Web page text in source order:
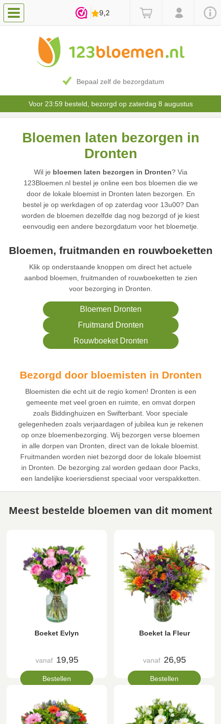
Bepaal zelf de bezorgdatum
Voor 23:59 besteld, bezorgd op zaterdag 8 augustus
Bloemen laten bezorgen in
Dronten
Wil je bloemen laten bezorgen in Dronten? Via
123Bloemen.nl bestel je online een bos bloemen die we
door de lokale bloemist in Dronten laten bezorgen. En
bestel je op werkdagen of op zaterdag voor 13u00? Dan
worden de bloemen dezelfde dag nog bezorgd of je kiest
eenvoudig een andere bezorgdatum voor het bloemetje.
Bloemen, fruitmanden en rouwboeketten
Klik op onderstaande knoppen om direct het actuele
aanbod bloemen, fruitmanden of rouwboeketten te zien
voor bezorging in Dronten.
Bloemen Dronten
Fruitmand Dronten
Rouwboeket Dronten
Bezorgd door bloemisten in Dronten
Bloemisten die echt uit de regio komen! Dronten is een
gemeente met veel groen en ruimte, en omvat dorpen
zoals Biddinghuizen en Swifterbant. Voor speciale
gelegenheden zoals verjaardagen of jubilea kun je rekenen
op onze bloemenbezorging. Wij bezorgen verse bloemen
in alle dorpen van Dronten, direct van de lokale bloemist.
Fruitmanden worden niet bezorgd door de lokale bloemist
in Dronten. De bezorging zal worden gedaan door Packs,
een landelijke koeriersdienst speciaal voor verspakketten.
Meest bestelde bloemen van dit moment
Boeket Evlyn
vanaf 19,95
Bestellen
Boeket la Fleur
vanaf 26,95
Bestellen